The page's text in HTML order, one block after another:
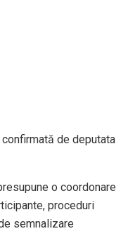
de deputata
o coordonare
proceduri
semnalizare